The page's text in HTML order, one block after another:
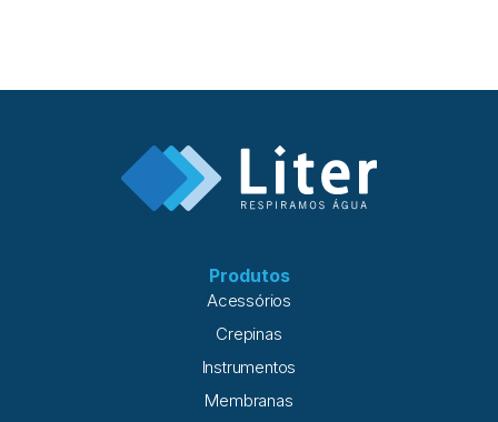
Produtos
Acessórios
Crepinas
Instrumentos
Membranas